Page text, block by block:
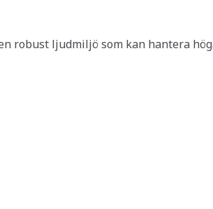
robust ljudmiljö som kan hantera